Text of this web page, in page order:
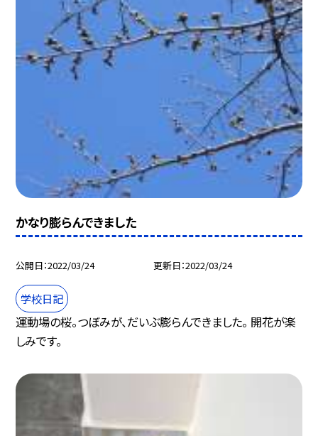
かなり膨らんできました
公開日 2022/03/24 更新日 2022/03/24
学校日記
運動場の桜。つぼみが、だいぶ膨らんできました。 開花が楽
しみです。